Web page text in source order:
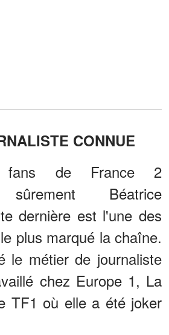
CONNUE
fans de France 2
sûrement Béatrice
dernière est l'une des
plus marqué la chaîne.
le métier de journaliste
chez Europe 1, La
TF1 où elle a été joker